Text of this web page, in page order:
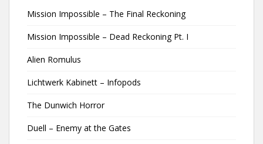
Mission Impossible – The Final Reckoning
Mission Impossible – Dead Reckoning Pt. I
Alien Romulus
Lichtwerk Kabinett – Infopods
The Dunwich Horror
Duell – Enemy at the Gates